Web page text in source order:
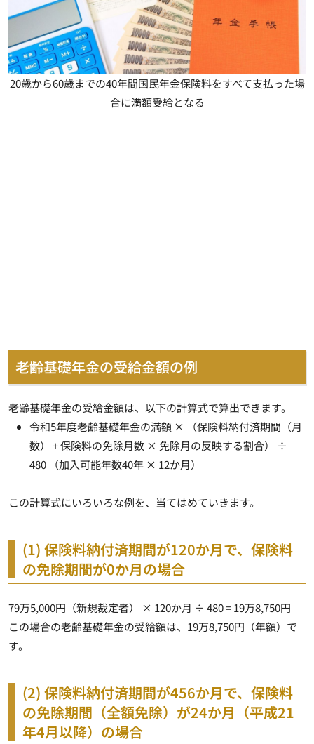
20歳から60歳までの40年間国民年金保険料をすべて支払った場
合に満額受給となる
老齢基礎年金の受給金額の例
老齢基礎年金の受給金額は、以下の計算式で算出できます。
令和5年度老齢基礎年金の満額 × （保険料納付済期間（月
数） + 保険料の免除月数 × 免除月の反映する割合） ÷
480 （加入可能年数40年 × 12か月）
この計算式にいろいろな例を、当てはめていきます。
(1) 保険料納付済期間が120か月で、保険料
の免除期間が0か月の場合
79万5,000円（新規裁定者） × 120か月 ÷ 480 = 19万8,750円
この場合の老齢基礎年金の受給額は、 19万8,750円（年額） で
す。
(2) 保険料納付済期間が456か月で、保険料
の免除期間（全額免除）が24か月（平成21
年4月以降）の場合